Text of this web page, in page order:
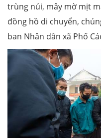
trùng núi, mây mờ mịt
đồng hồ di chuyển,
ban Nhân dân xã Phố